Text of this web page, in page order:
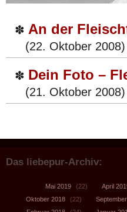
✽ An der
(22. Oktober 2008)
✽ Dein Foto –
(21. Oktober 2008)
Das liebepur-Archiv:
Mai 2019 (22) April
Oktober 2018
(22)